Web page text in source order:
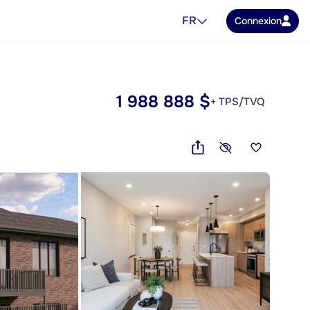
FR Connexion
1 988 888 $+ TPS/TVQ